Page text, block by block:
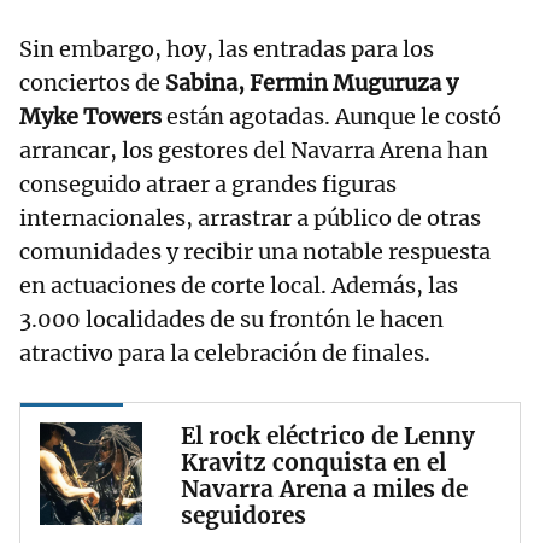
Sin embargo, hoy, las entradas para los
conciertos de Sabina, Fermin Muguruza y
Myke Towersestán agotadas. Aunque le costó
arrancar, los gestores del Navarra Arena han
conseguido atraer a grandes figuras
internacionales, arrastrar a público de otras
comunidades y recibir una notable respuesta
en actuaciones de corte local. Además, las
3.000 localidades de su frontón le hacen
atractivo para la celebración de finales.
El rock eléctrico de Lenny
Kravitz conquista en el
Navarra Arena a miles de
seguidores